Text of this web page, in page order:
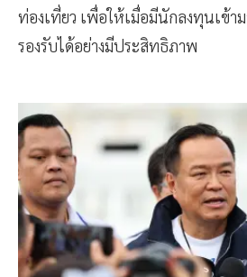
ท่องเที่ยว เพื่อให้เมื่อมีนักลงทุนเข้า
รองรับได้อย่างมีประสิทธิภาพ